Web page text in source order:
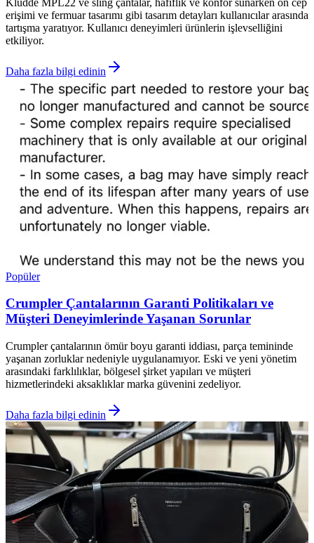
erişimi ve fermuar tasarımı gibi tasarım detayları kullanıcılar arasında
tartışma yaratıyor. Kullanıcı deneyimleri ürünlerin işlevselliğini
etkiliyor.
Daha fazla bilgi edinin
Popüler
Crumpler Çantalarının Garanti Politikaları ve
Müşteri Deneyimlerinde Yaşanan Sorunlar
Crumpler çantalarının ömür boyu garanti iddiası, parça temininde
yaşanan zorluklar nedeniyle uygulanamıyor. Eski ve yeni yönetim
arasındaki farklılıklar, bölgesel şirket yapıları ve müşteri
hizmetlerindeki aksaklıklar marka güvenini zedeliyor.
Daha fazla bilgi edinin